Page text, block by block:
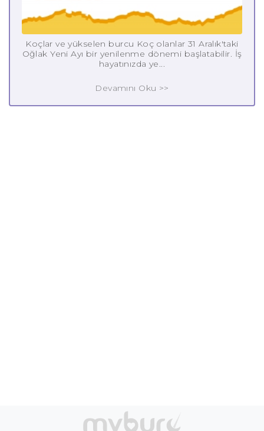
Koçlar ve yükselen burcu Koç olanlar 31 Aralık'taki
Oğlak Yeni Ayı bir yenilenme dönemi başlatabilir. İş
hayatınızda ye...
Devamını Oku >>